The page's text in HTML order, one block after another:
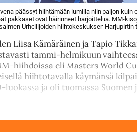
päässyt hiihtämään lumilla niin paljon kuin
pakkaset ovat häirinneet harjoittelua. MM-
Urheilijoiden hiihtokeskuksen Harjupirtin
Liisa Kämäräinen ja Tapio
tammi-helmikuun
hiihdoissa eli Masters World
hiihtotavalla käymänsä
ja oli tuomassa Suomen